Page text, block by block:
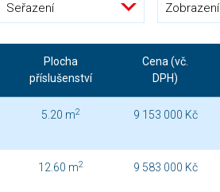
Seřazení Zobrazení
Plocha
příslušenství
Cena (vč.
DPH)
5.20 m2 9 153 000 Kč
12.60 m2 9 583 000 Kč